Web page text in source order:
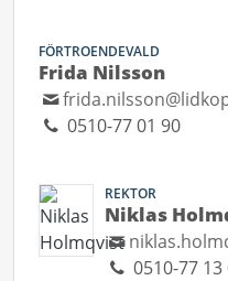
FÖRTROENDEVALD
Frida Nilsson
0510-77 01 90
REKTOR
Niklas
0510-77 13